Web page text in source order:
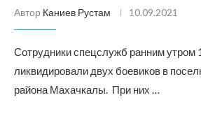
Автор Каниев Рустам 10.09.2021
Сотрудники спецслужб ранним утром
ликвидировали двух боевиков в
района Махачкалы. При них …